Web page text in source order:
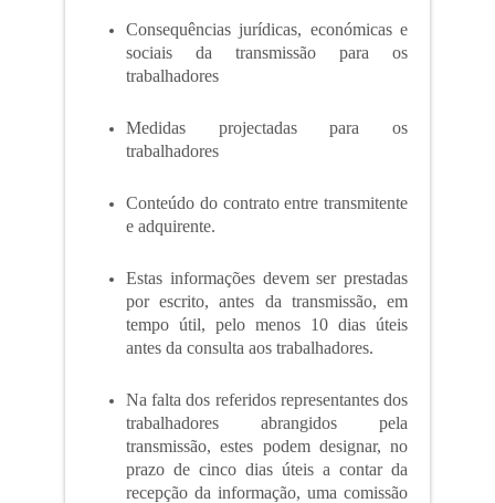
Consequências jurídicas, económicas e
sociais da transmissão para os
trabalhadores
Medidas projectadas para os
trabalhadores
Conteúdo do contrato entre transmitente
e adquirente.
Estas informações devem ser prestadas
por escrito, antes da transmissão, em
tempo útil, pelo menos 10 dias úteis
antes da consulta aos trabalhadores.
Na falta dos referidos representantes dos
trabalhadores abrangidos pela
transmissão, estes podem designar, no
prazo de cinco dias úteis a contar da
recepção da informação, uma comissão